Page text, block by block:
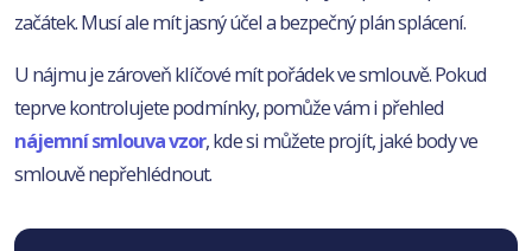
začátek. Musí ale mít jasný účel a bezpečný plán splácení.
U nájmu je zároveň klíčové mít pořádek ve smlouvě. Pokud
teprve kontrolujete podmínky, pomůže vám i přehled
nájemní smlouva vzor, kde si můžete projít, jaké body ve
smlouvě nepřehlédnout.